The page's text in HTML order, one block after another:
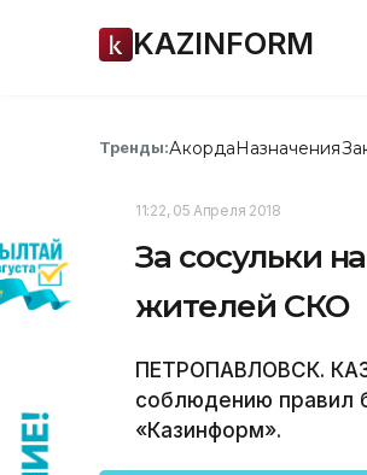
KAZINFORM
Тренды:АкордаНазначения
11:22, 05 Апреля 2018
За сосульки
жителей СКО
ПЕТРОПАВЛОВСК.
соблюдению правил
«Казинформ».